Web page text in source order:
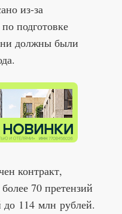
из-за
подготовке
должны были
контракт,
70 претензий
114 млн рублей.